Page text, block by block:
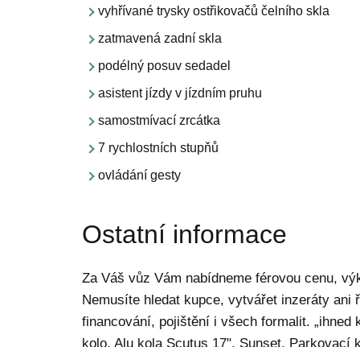
vyhřívané trysky ostřikovačů čelního skla
zatmavená zadní skla
podélný posuv sedadel
asistent jízdy v jízdním pruhu
samostmívací zrcátka
7 rychlostních stupňů
ovládání gesty
Ostatní informace
Za Váš vůz Vám nabídneme férovou cenu,
Nemusíte hledat kupce, vytvářet inzeráty
financování, pojištění i všech formalit. „ihned
kolo, Alu kola Scutus 17", Sunset,